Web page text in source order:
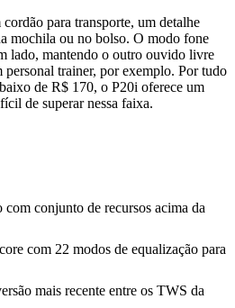
para transporte, um detalhe
mochila ou no bolso. O modo fone
lado, mantendo o outro ouvido livre
personal trainer, por exemplo. Por tudo
de R$ 170, o P20i oferece um
de superar nessa faixa.
conjunto de recursos acima da
com 22 modos de equalização para
mais recente entre os TWS da